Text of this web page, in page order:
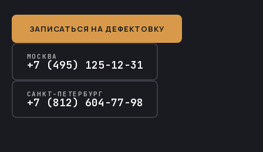
ЗАПИСАТЬСЯ НА ДЕФЕКТОВКУ
МОСКВА
+7 (495) 125-12-31
САНКТ-ПЕТЕРБУРГ
+7 (812) 604-77-98